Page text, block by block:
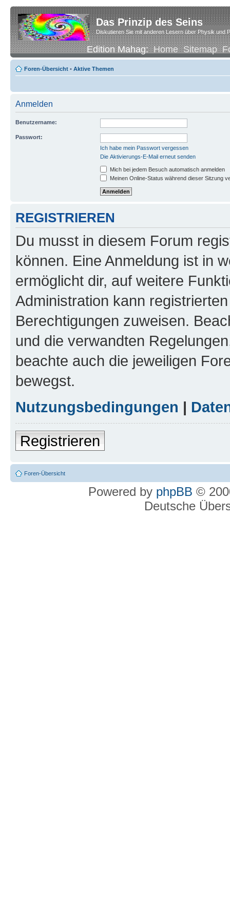
Das Prinzip des Seins
Diskutieren Sie mit anderen Lesern über Physik und
Edition Mahag:Home Sitemap
Foren-Übersicht • Aktive Themen
Anmelden
Benutzername:
Passwort:
Ich habe mein Passwort vergessen
Die Aktivierungs-E-Mail erneut senden
Mich bei jedem Besuch automatisch anmelden
Meinen Online-Status während dieser Sitzung
REGISTRIEREN
Du musst in diesem Forum
können. Eine Anmeldung ist in
ermöglicht dir, auf weitere
Administration kann
Berechtigungen zuweisen.
und die verwandten
beachte auch die jeweiligen
bewegst.
Nutzungsbedingungen |
Registrieren
Foren-Übersicht
Powered by phpBB ©
Deutsche